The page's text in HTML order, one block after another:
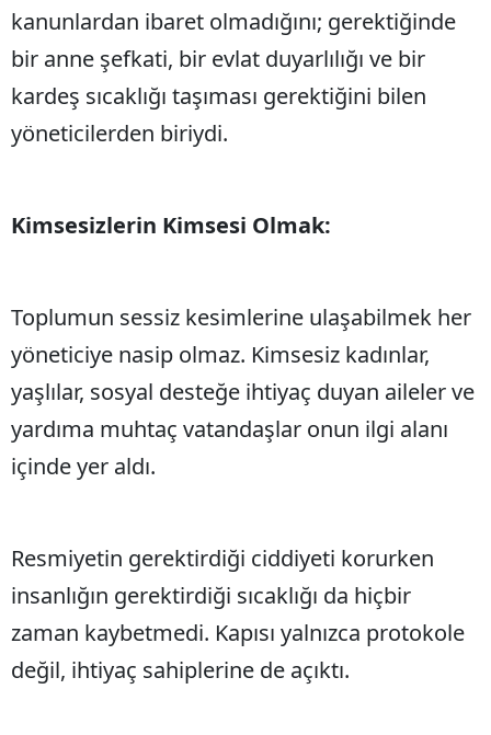
kanunlardan ibaret olmadığını; gerektiğinde
bir anne şefkati, bir evlat duyarlılığı ve bir
kardeş sıcaklığı taşıması gerektiğini bilen
yöneticilerden biriydi.
Kimsesizlerin Kimsesi Olmak:
Toplumun sessiz kesimlerine ulaşabilmek her
yöneticiye nasip olmaz. Kimsesiz kadınlar,
yaşlılar, sosyal desteğe ihtiyaç duyan aileler ve
yardıma muhtaç vatandaşlar onun ilgi alanı
içinde yer aldı.
Resmiyetin gerektirdiği ciddiyeti korurken
insanlığın gerektirdiği sıcaklığı da hiçbir
zaman kaybetmedi. Kapısı yalnızca protokole
değil, ihtiyaç sahiplerine de açıktı.